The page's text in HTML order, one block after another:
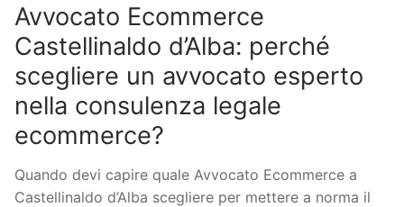
Avvocato Ecommerce
Castellinaldo d’Alba: perché
scegliere un avvocato esperto
nella consulenza legale
ecommerce?
Quando devi capire quale Avvocato Ecommerce a
Castellinaldo d’Alba scegliere per mettere a norma il